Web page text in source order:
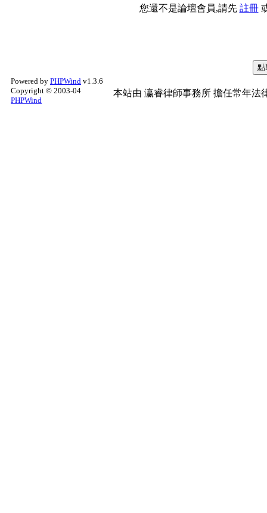
您還不是論壇會員,請先 註冊
Powered by PHPWind v1.3.6
Copyright © 2003-04
PHPWind
本站由 瀛睿律師事務所 擔任常年法